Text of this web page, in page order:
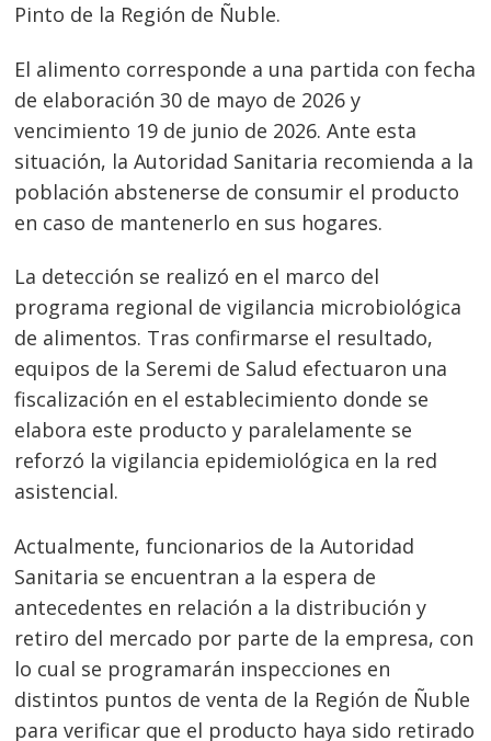
Pinto de la Región de Ñuble.
El alimento corresponde a una partida con fecha
de elaboración 30 de mayo de 2026 y
vencimiento 19 de junio de 2026. Ante esta
situación, la Autoridad Sanitaria recomienda a la
población abstenerse de consumir el producto
en caso de mantenerlo en sus hogares.
La detección se realizó en el marco del
programa regional de vigilancia microbiológica
de alimentos. Tras confirmarse el resultado,
equipos de la Seremi de Salud efectuaron una
fiscalización en el establecimiento donde se
elabora este producto y paralelamente se
reforzó la vigilancia epidemiológica en la red
asistencial.
Actualmente, funcionarios de la Autoridad
Sanitaria se encuentran a la espera de
antecedentes en relación a la distribución y
retiro del mercado por parte de la empresa, con
lo cual se programarán inspecciones en
distintos puntos de venta de la Región de Ñuble
para verificar que el producto haya sido retirado